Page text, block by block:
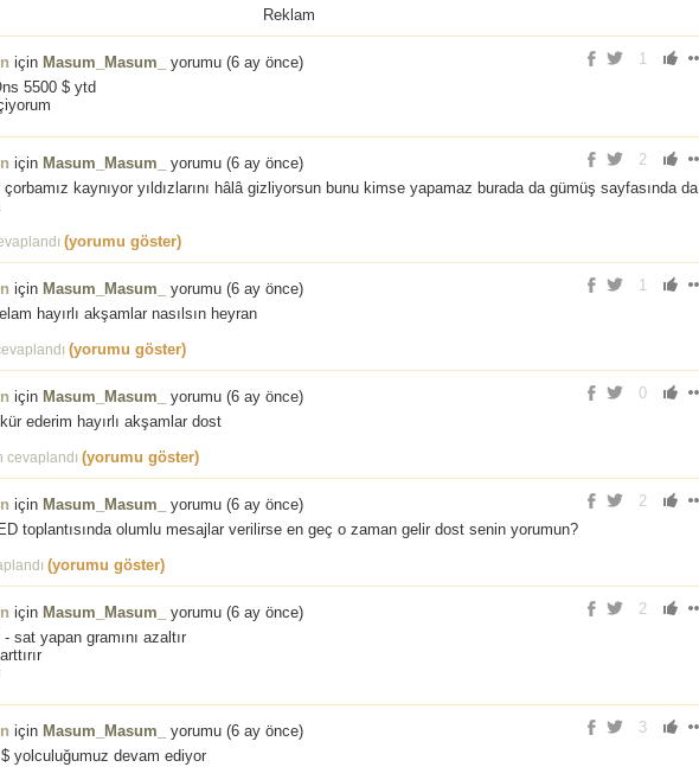
Reklam
1
için Masum_Masum_ yorumu (6 ay önce)
5500 $ ytd
2
için Masum_Masum_ yorumu (6 ay önce)
kaynıyor yıldızlarını hâlâ gizliyorsun bunu kimse yapamaz burada da gümüş sayfasında da
(yorumu göster)
1
için Masum_Masum_ yorumu (6 ay önce)
hayırlı akşamlar nasılsın heyran
(yorumu göster)
0
için Masum_Masum_ yorumu (6 ay önce)
ederim hayırlı akşamlar dost
cevaplandı (yorumu göster)
2
için Masum_Masum_ yorumu (6 ay önce)
toplantısında olumlu mesajlar verilirse en geç o zaman gelir dost senin yorumun?
(yorumu göster)
2
için Masum_Masum_ yorumu (6 ay önce)
sat yapan gramını azaltır
3
için Masum_Masum_ yorumu (6 ay önce)
yolculuğumuz devam ediyor